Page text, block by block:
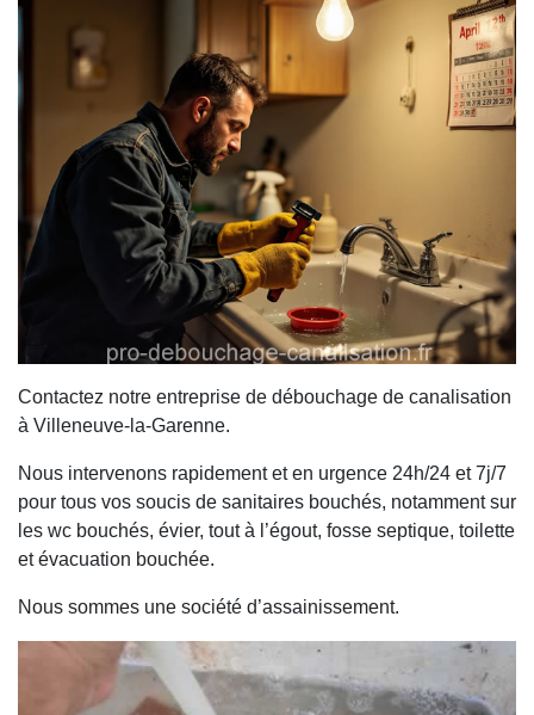
Contactez notre entreprise de débouchage de canalisation
à Villeneuve-la-Garenne.
Nous intervenons rapidement et en urgence 24h/24 et 7j/7
pour tous vos soucis de sanitaires bouchés, notamment sur
les wc bouchés, évier, tout à l’égout, fosse septique, toilette
et évacuation bouchée.
Nous sommes une société d’assainissement.